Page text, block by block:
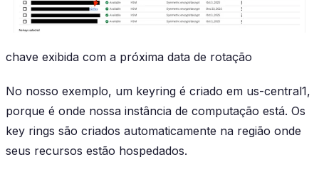
chave exibida com a próxima data de rotação
No nosso exemplo, um keyring é criado em us-central1,
porque é onde nossa instância de computação está. Os
key rings são criados automaticamente na região onde
seus recursos estão hospedados.